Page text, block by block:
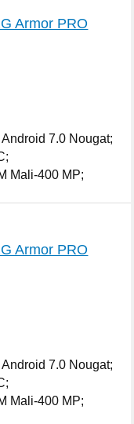
Armor PRO
7.0 Nougat;
Mali-400 MP;
Armor PRO
7.0 Nougat;
Mali-400 MP;